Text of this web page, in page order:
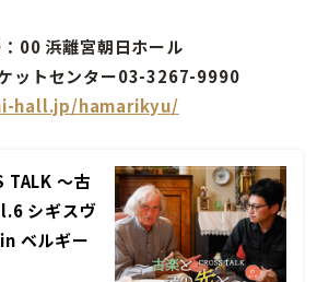
00 浜離宮朝日ホール
ットセンター03-3267-9990
hall.jp/hamarikyu/
TALK 〜古
シギスヴ
ベルギー